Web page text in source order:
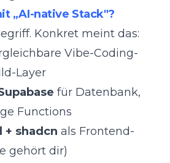
„AI-native Stack"?
Konkret meint das:
Vibe-Coding-
Layer
für Datenbank,
Functions
+ shadcn als Frontend-
gehört dir)